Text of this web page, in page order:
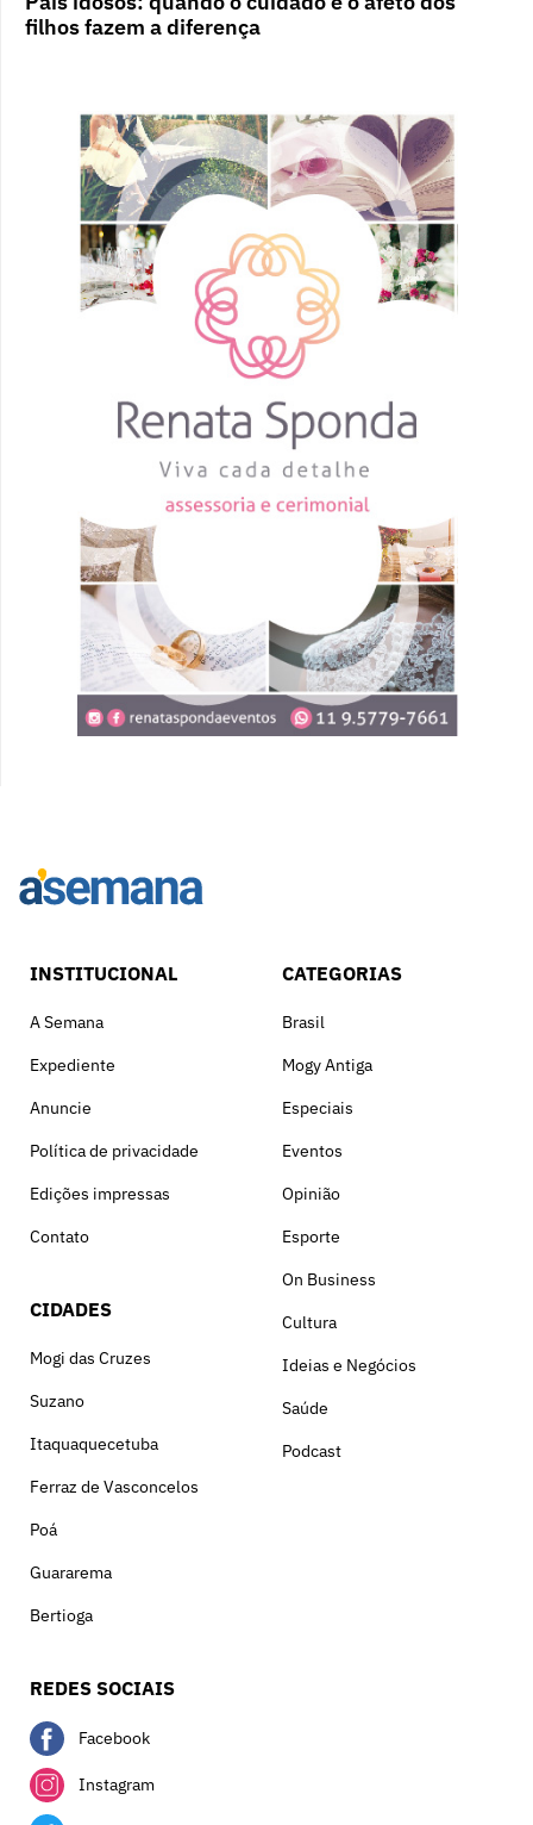
filhos fazem a diferença
INSTITUCIONAL
A Semana
Expediente
Anuncie
Política de privacidade
Edições impressas
Contato
CIDADES
Mogi das Cruzes
Suzano
Itaquaquecetuba
Ferraz de Vasconcelos
Poá
Guararema
Bertioga
CATEGORIAS
Brasil
Mogy Antiga
Especiais
Eventos
Opinião
Esporte
On Business
Cultura
Ideias e Negócios
Saúde
Podcast
REDES SOCIAIS
Facebook
Instagram